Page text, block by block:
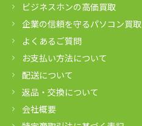
ビジネスホンの高価買取
企業の信頼を守るパソコン買取
よくあるご質問
お支払い方法について
配送について
返品・交換について
会社概要